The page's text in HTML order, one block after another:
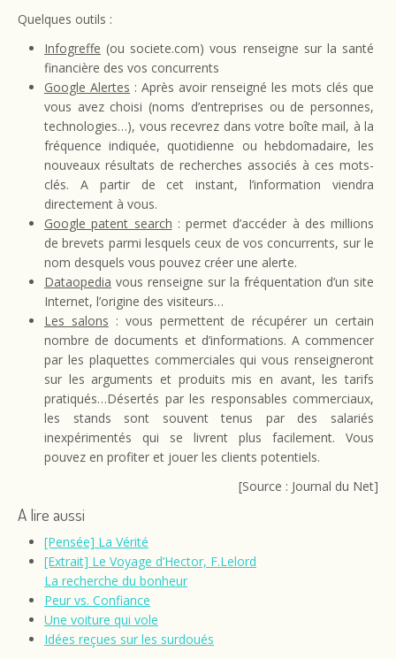
Quelques outils :
Infogreffe (ou societe.com) vous renseigne sur la santé
financière des vos concurrents
Google Alertes : Après avoir renseigné les mots clés que
vous avez choisi (noms d’entreprises ou de personnes,
technologies…), vous recevrez dans votre boîte mail, à la
fréquence indiquée, quotidienne ou hebdomadaire, les
nouveaux résultats de recherches associés à ces mots-
clés. A partir de cet instant, l’information viendra
directement à vous.
Google patent search : permet d’accéder à des millions
de brevets parmi lesquels ceux de vos concurrents, sur le
nom desquels vous pouvez créer une alerte.
Dataopedia vous renseigne sur la fréquentation d’un site
Internet, l’origine des visiteurs…
Les salons : vous permettent de récupérer un certain
nombre de documents et d’informations. A commencer
par les plaquettes commerciales qui vous renseigneront
sur les arguments et produits mis en avant, les tarifs
pratiqués…Désertés par les responsables commerciaux,
les stands sont souvent tenus par des salariés
inexpérimentés qui se livrent plus facilement. Vous
pouvez en profiter et jouer les clients potentiels.
[Source : Journal du Net]
A lire aussi
[Pensée] La Vérité
[Extrait] Le Voyage d’Hector, F.Lelord
La recherche du bonheur
Peur vs. Confiance
Une voiture qui vole
Idées reçues sur les surdoués